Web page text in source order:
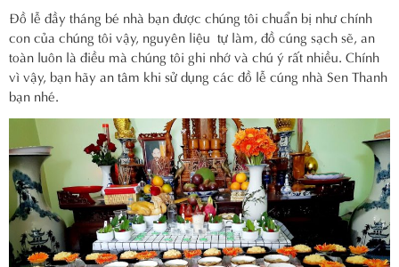
Đồ lễ đầy tháng bé nhà bạn được chúng tôi chuẩn bị như chính
con của chúng tôi vậy, nguyên liệu tự làm, đồ cúng sạch sẽ, an
toàn luôn là điều mà chúng tôi ghi nhớ và chú ý rất nhiều. Chính
vì vậy, bạn hãy an tâm khi sử dụng các đồ lễ cúng nhà Sen Thanh
bạn nhé.